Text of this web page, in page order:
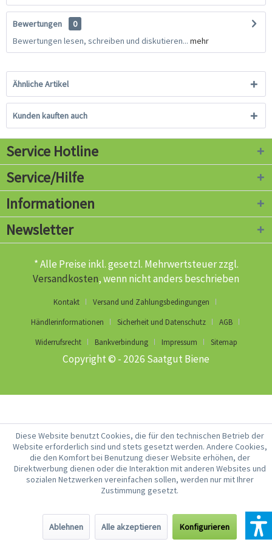
Bewertungen
0
Bewertungen lesen, schreiben und diskutieren... mehr
Ähnliche Artikel
Kunden kauften auch
Service Hotline
Service/Hilfe
Informationen
Newsletter
* Alle Preise inkl. gesetzl. Mehrwertsteuer zzgl.
Versandkosten, wenn nicht anders beschrieben
Kontakt
Versand und Zahlungsbedingungen
Händlerinformationen
Sicherheit und Datenschutz
AGB
Widerrufsrecht
Bankverbindung Impressum Sitemap
Copyright © - 2026 Saatgut Biene
Diese Website benutzt Cookies, die für den technischen Betrieb der
Website erforderlich sind und stets gesetzt werden. Andere Cookies,
die den Komfort bei Benutzung dieser Website erhöhen, der
Direktwerbung dienen oder die Interaktion mit anderen Websites und
sozialen Netzwerken vereinfachen sollen, werden nur mit Ihrer
Zustimmung gesetzt.
Ablehnen Alle akzeptieren Konfigurieren